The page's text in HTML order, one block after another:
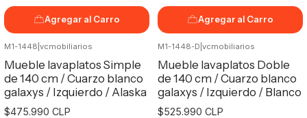
Agregar al Carro Agregar al Carro
M1-1448 vcmobiliarios
Mueble lavaplatos Simple
de 140 cm / Cuarzo blanco
galaxys / Izquierdo / Alaska
$475.990 CLP
M1-1448-D vcmobiliarios
Mueble lavaplatos Doble
de 140 cm / Cuarzo blanco
galaxys / Izquierdo / Blanco
$525.990 CLP